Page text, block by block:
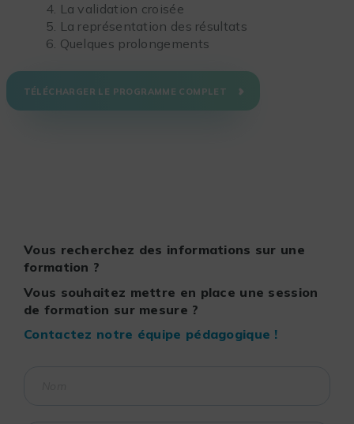
La validation croisée
La représentation des résultats
Quelques prolongements
TÉLÉCHARGER LE PROGRAMME COMPLET
Vous recherchez des informations sur une
formation ?
Vous souhaitez mettre en place une session
de formation sur mesure ?
Contactez notre équipe pédagogique !